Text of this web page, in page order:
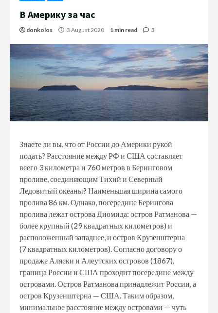
В Америку за час
donkolos 3 August 2020 1 min read 3
Знаете ли вы, что от России до Америки рукой
подать? Расстояние между РФ и США составляет
всего 3 километра и 760 метров в Беринговом
проливе, соединяющим Тихий и Северный
Ледовитый океаны? Наименьшая ширина самого
пролива 86 км. Однако, посередине Берингова
пролива лежат острова Диомида: остров Ратманова —
более крупный (29 квадратных километров) и
расположенный западнее, и остров Крузенштерна
(7 квадратных километров). Согласно договору о
продаже Аляски и Алеутских островов (1867),
граница России и США проходит посередине между
островами. Остров Ратманова принадлежит России, а
остров Крузенштерна — США. Таким образом,
минимальное расстояние между островами — чуть